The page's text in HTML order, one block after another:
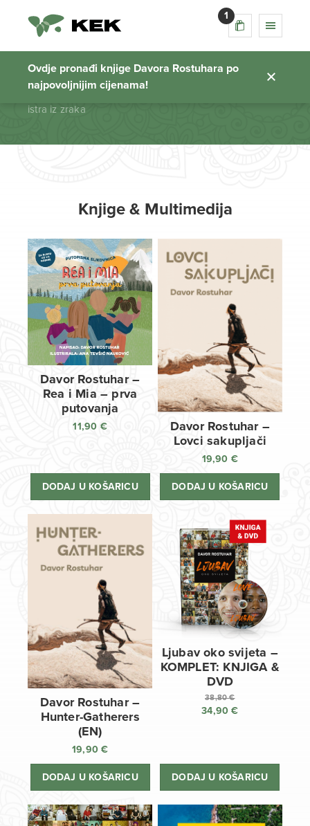
1
Ovdje pronađi knjige Davora Rostuhara po
najpovoljnijim cijenama!
istra iz zraka
Početna stranica
istra iz zraka
Knjige & Multimedija
Davor Rostuhar –
Rea i Mia – prva
putovanja
11,90 €
DODAJ U KOŠARICU
Davor Rostuhar –
Lovci sakupljači
19,90 €
DODAJ U KOŠARICU
Davor Rostuhar –
Hunter-Gatherers
(EN)
19,90€
DODAJ U KOŠARICU
Ljubav oko svijeta –
KOMPLET: KNJIGA &
DVD
38,80€
Izvorna
38,80 €.
34,90€
34,90 €.
DODAJ U KOŠARICU